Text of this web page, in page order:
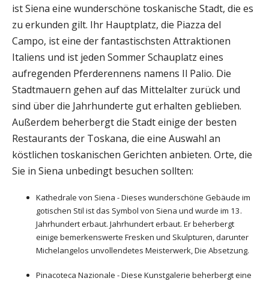
ist Siena eine wunderschöne toskanische Stadt, die es
zu erkunden gilt. Ihr Hauptplatz, die Piazza del
Campo, ist eine der fantastischsten Attraktionen
Italiens und ist jeden Sommer Schauplatz eines
aufregenden Pferderennens namens Il Palio. Die
Stadtmauern gehen auf das Mittelalter zurück und
sind über die Jahrhunderte gut erhalten geblieben.
Außerdem beherbergt die Stadt einige der besten
Restaurants der Toskana, die eine Auswahl an
köstlichen toskanischen Gerichten anbieten. Orte, die
Sie in Siena unbedingt besuchen sollten:
Kathedrale von Siena - Dieses wunderschöne Gebäude im
gotischen Stil ist das Symbol von Siena und wurde im 13.
Jahrhundert erbaut. Jahrhundert erbaut. Er beherbergt
einige bemerkenswerte Fresken und Skulpturen, darunter
Michelangelos unvollendetes Meisterwerk, Die Absetzung.
Pinacoteca Nazionale - Diese Kunstgalerie beherbergt eine